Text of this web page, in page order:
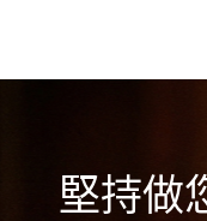
堅持做